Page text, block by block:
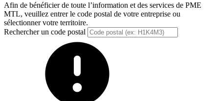
Afin de bénéficier de toute l’information et des services de PME
MTL, veuillez entrer le code postal de votre entreprise ou
sélectionner votre territoire.
Rechercher un code postal